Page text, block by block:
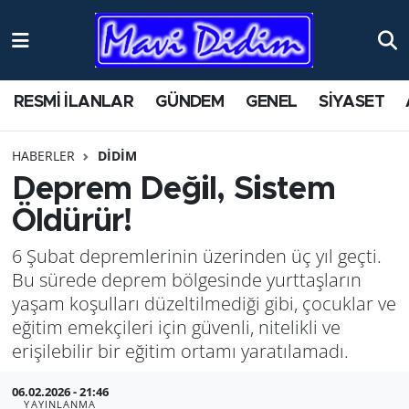
RESMİ İLANLAR GÜNDEM GENEL SİYASET
HABERLER DİDİM
Deprem Değil, Sistem
Öldürür!
6 Şubat depremlerinin üzerinden üç yıl geçti.
Bu sürede deprem bölgesinde yurttaşların
yaşam koşulları düzeltilmediği gibi, çocuklar ve
eğitim emekçileri için güvenli, nitelikli ve
erişilebilir bir eğitim ortamı yaratılamadı.
06.02.2026 - 21:46
YAYINLANMA
ANTİK YERLER
AYDIN
BİLİM VE TEKNOLOJİ
ÇEVRE
EĞİTİM
EKONOMİ
GENEL
Nöbetçi Eczaneler
Namaz Vakitleri
Trafik Durumu
Süper Lig Puan Durumu ve Fikstür
Tüm Manşetler
Son Dakika Haberleri
Haber Arşivi